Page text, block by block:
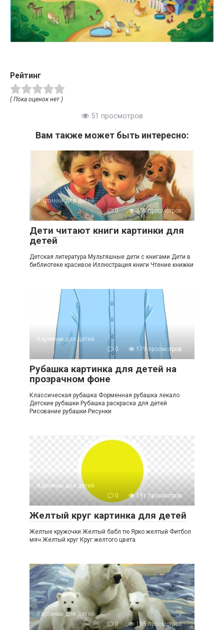
Рейтинг
( Пока оценок нет )
51 просмотров
Вам также может быть интересно:
Картинки для детей
0
259 просмотров
Дети читают книги картинки для
детей
Детская литература Мультяшные дети с книгами Дети в
библиотеке красивое Иллюстрация книги Чтение книжки
Картинки для детей
0
179 просмотров
Рубашка картинка для детей на
прозрачном фоне
Классическая рубашка Форменная рубашка лекало
Детские рубашки Рубашка раскраска для детей
Рисование рубашки Рисунки
Картинки для детей
0
191 просмотров
Желтый круг картинка для детей
Желтые кружочки Желтый бабл тю Ярко желтый Фитбол
мяч Желтый круг Круг желтого цвета
Картинки для детей
0
195 просмотров